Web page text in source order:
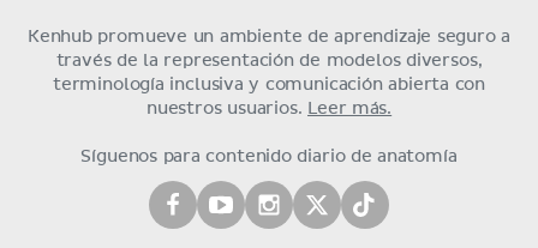
Kenhub promueve un ambiente de aprendizaje seguro a
través de la representación de modelos diversos,
terminología inclusiva y comunicación abierta con
nuestros usuarios.
Leer más.
Síguenos para contenido diario de anatomía